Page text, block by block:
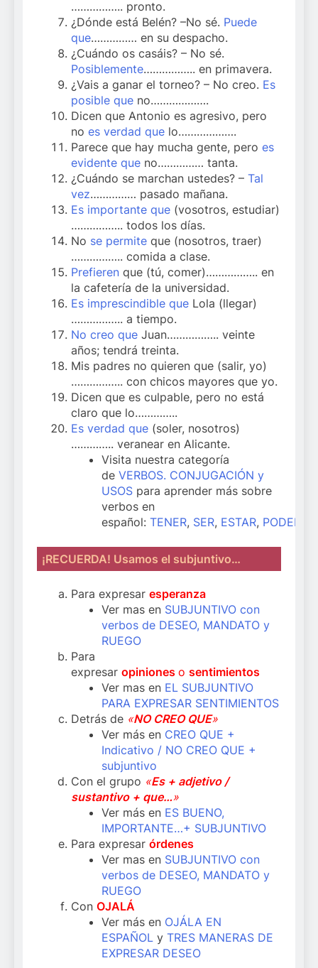
…………….. pronto.
¿Dónde está Belén? –No sé. Puede
que…………… en su despacho.
¿Cuándo os casáis? – No sé.
Posiblemente…………….. en primavera.
¿Vais a ganar el torneo? – No creo. Es
posible que no……………….
Dicen que Antonio es agresivo, pero
no es verdad que lo……………….
Parece que hay mucha gente, pero es
evidente que no…………… tanta.
¿Cuándo se marchan ustedes? – Tal
vez…………… pasado mañana.
Es importante que (vosotros, estudiar)
…………….. todos los días.
No se permite que (nosotros, traer)
…………….. comida a clase.
Prefieren que (tú, comer)…………….. en
la cafetería de la universidad.
Es imprescindible que Lola (llegar)
…………….. a tiempo.
No creo que Juan…………….. veinte
años; tendrá treinta.
Mis padres no quieren que (salir, yo)
…………….. con chicos mayores que yo.
Dicen que es culpable, pero no está
claro que lo…………..
Es verdad que (soler, nosotros)
………….. veranear en Alicante.
Visita nuestra categoría
deVERBOS. CONJUGACIÓN y
USOS para aprender más sobre
verbos en
español:TENER, SER, ESTAR, PODER
¡RECUERDA! Usamos el subjuntivo…
Para expresar esperanza
Ver mas en SUBJUNTIVO con
verbos de DESEO, MANDATO y
RUEGO
Para
expresar opiniones o sentimientos
Ver mas en EL SUBJUNTIVO
PARA EXPRESAR SENTIMIENTOS
Detrás de «NO CREO QUE»
Ver más en CREO QUE +
Indicativo / NO CREO QUE +
subjuntivo
Con el grupo «Es + adjetivo /
sustantivo + que…»
Ver más en ES BUENO,
IMPORTANTE…+ SUBJUNTIVO
Para expresar órdenes
Ver mas en SUBJUNTIVO con
verbos de DESEO, MANDATO y
RUEGO
Con OJALÁ
Ver más en OJÁLA EN
ESPAÑOL yTRES MANERAS DE
EXPRESAR DESEO